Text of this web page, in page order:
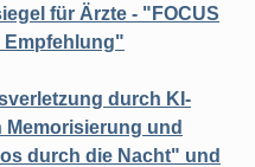
für Ärzte - "FOCUS
Empfehlung"
durch KI-
Memorisierung und
durch die Nacht" und